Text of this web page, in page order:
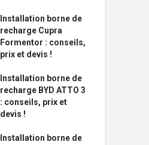
Installation borne de
recharge Cupra
Formentor : conseils,
prix et devis !
Installation borne de
recharge BYD ATTO 3
: conseils, prix et
devis !
Installation borne de